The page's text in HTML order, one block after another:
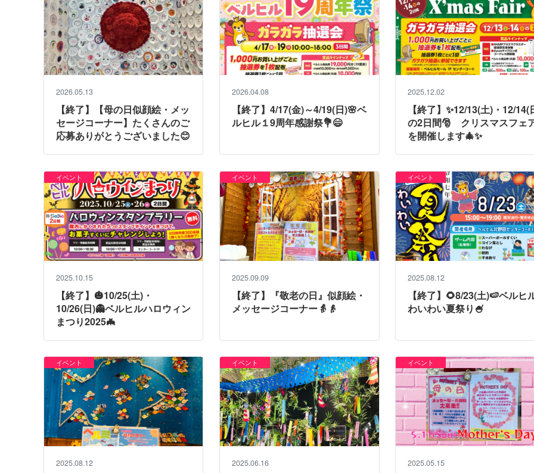
2026.05.13
【終了】【母の日似顔絵・メッ
セージコーナー】たくさんのご
応募ありがとうございました😊
2026.04.08
【終了】4/17(金)～4/19(日)🌸ベ
ルヒル１9周年感謝祭💐😄
2025.12.02
【終了】✨12/13(土)・12/14(
の2日間🎅 クリスマスフェ
を開催します🎄✨
イベント
2025.10.15
【終了】🎃10/25(土)・
10/26(日)👻ベルヒルハロウィン
まつり2025🦇
イベント
2025.09.09
【終了】『敬老の日』似顔絵・
メッセージコーナー👵👴
イベント
2025.08.12
【終了】🌻8/23(土)🍉ベルヒ
わいわい夏祭り🍧
イベント
2025.08.12
イベント
2025.06.16
イベント
2025.05.15